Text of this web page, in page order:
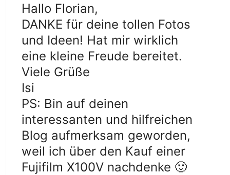
Hallo Florian,
DANKE für deine tollen Fotos
und Ideen! Hat mir wirklich
eine kleine Freude bereitet.
Viele Grüße
Isi
PS: Bin auf deinen
interessanten und hilfreichen
Blog aufmerksam geworden,
weil ich über den Kauf einer
Fujifilm X100V nachdenke 🙂